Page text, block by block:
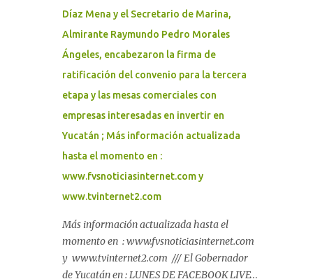
Díaz Mena y el Secretario de Marina,
Almirante Raymundo Pedro Morales
Ángeles, encabezaron la firma de
ratificación del convenio para la tercera
etapa y las mesas comerciales con
empresas interesadas en invertir en
Yucatán ; Más información actualizada
hasta el momento en :
www.fvsnoticiasinternet.com y
www.tvinternet2.com
Más información actualizada hasta el
momento en : www.fvsnoticiasinternet.com
y www.tvinternet2.com /// El Gobernador
de Yucatán en : LUNES DE FACEBOOK LIVE